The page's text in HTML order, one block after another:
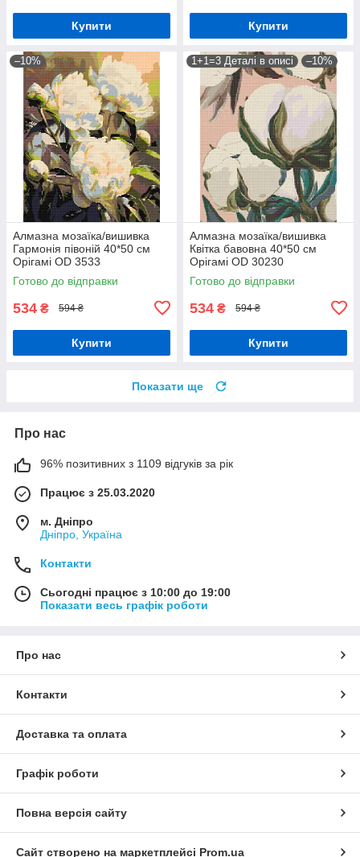
Купити Купити
–10%
Алмазна мозаїка/вишивка
Гармонія півоній 40*50 см
Орігамі OD 3533
Готово до відправки
534 ₴ 594 ₴
Купити
1+1=3 Деталі в описі –10%
Алмазна мозаїка/вишивка
Квітка бавовна 40*50 см
Орігамі OD 30230
Готово до відправки
534 ₴ 594 ₴
Купити
Показати ще
Про нас
96% позитивних з 1109 відгуків за рік
Працює з 25.03.2020
м. Дніпро
Дніпро, Україна
Контакти
Сьогодні працює з 10:00 до 19:00
Показати весь графік роботи
Про нас
Контакти
Доставка та оплата
Графік роботи
Повна версія сайту
Сайт створено на маркетплейсі Prom.ua